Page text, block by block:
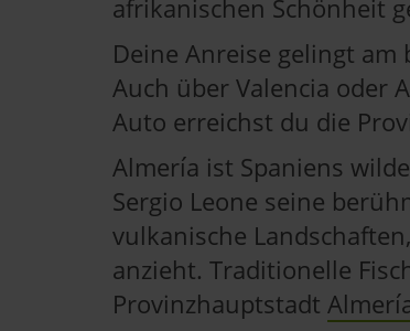
afrikanischen Schönheit
Deine Anreise gelingt am
Auch über Valencia oder
Auto erreichst du die
Almería ist Spaniens
Sergio Leone seine
vulkanische
anzieht. Traditionelle
Provinzhauptstadt